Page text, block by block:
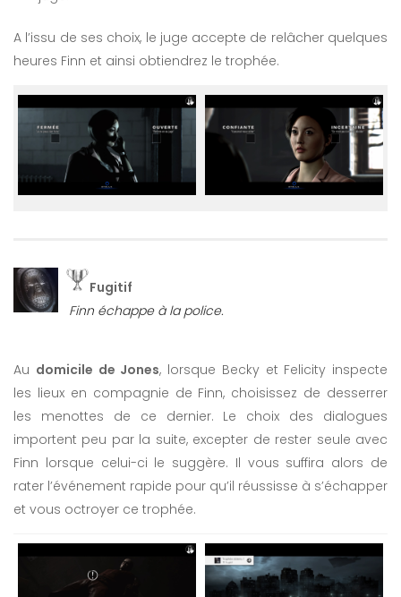
A l’issu de ses choix, le juge accepte de relâcher quelques
heures Finn et ainsi obtiendrez le trophée.
Fugitif
Finn échappe à la police.
Au domicile de Jones, lorsque Becky et Felicity inspecte
les lieux en compagnie de Finn, choisissez de desserrer
les menottes de ce dernier. Le choix des dialogues
importent peu par la suite, excepter de rester seule avec
Finn lorsque celui-ci le suggère. Il vous suffira alors de
rater l’événement rapide pour qu’il réussisse à s’échapper
et vous octroyer ce trophée.